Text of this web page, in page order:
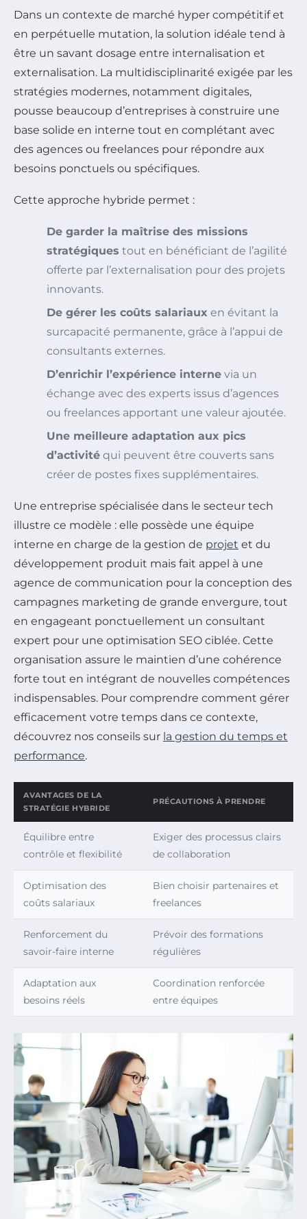
Dans un contexte de marché hyper compétitif et
en perpétuelle mutation, la solution idéale tend à
être un savant dosage entre internalisation et
externalisation. La multidisciplinarité exigée par les
stratégies modernes, notamment digitales,
pousse beaucoup d’entreprises à construire une
base solide en interne tout en complétant avec
des agences ou freelances pour répondre aux
besoins ponctuels ou spécifiques.
Cette approche hybride permet :
De garder la maîtrise des missions
stratégiques tout en bénéficiant de l’agilité
offerte par l’externalisation pour des projets
innovants.
De gérer les coûts salariaux en évitant la
surcapacité permanente, grâce à l’appui de
consultants externes.
D’enrichir l’expérience interne via un
échange avec des experts issus d’agences
ou freelances apportant une valeur ajoutée.
Une meilleure adaptation aux pics
d’activité qui peuvent être couverts sans
créer de postes fixes supplémentaires.
Une entreprise spécialisée dans le secteur tech
illustre ce modèle : elle possède une équipe
interne en charge de la gestion de projet et du
développement produit mais fait appel à une
agence de communication pour la conception des
campagnes marketing de grande envergure, tout
en engageant ponctuellement un consultant
expert pour une optimisation SEO ciblée. Cette
organisation assure le maintien d’une cohérence
forte tout en intégrant de nouvelles compétences
indispensables. Pour comprendre comment gérer
efficacement votre temps dans ce contexte,
découvrez nos conseils sur la gestion du temps et
performance.
AVANTAGES DE LA
STRATÉGIE HYBRIDE
PRÉCAUTIONS À PRENDRE
Équilibre entre
contrôle et flexibilité
Exiger des processus clairs
de collaboration
Optimisation des
coûts salariaux
Bien choisir partenaires et
freelances
Renforcement du
savoir-faire interne
Prévoir des formations
régulières
Adaptation aux
besoins réels
Coordination renforcée
entre équipes